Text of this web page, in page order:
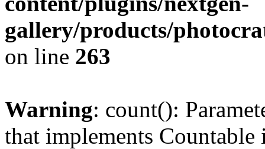
gallery/products/
on line 263
Warning: count():
that implements Countable